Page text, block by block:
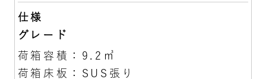
仕様
グレード
荷箱容積：9.2㎥
荷箱床板：SUS張り